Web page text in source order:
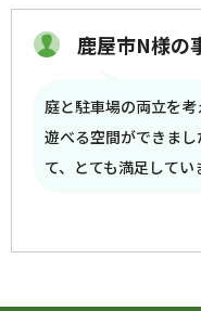
鹿屋市N様の
庭と駐車場の両立を
遊べる空間ができま
て、とても満足してい